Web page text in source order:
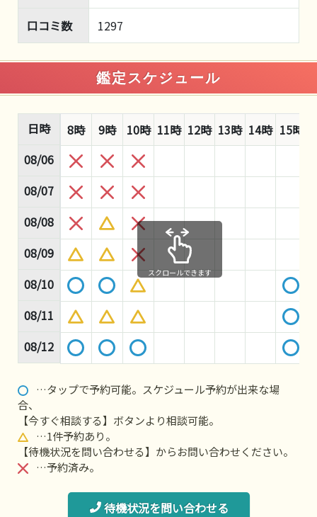
口コミ数 1297
鑑定スケジュール
日時
08/06
08/07
08/08
08/09
08/10
08/11
08/12
8時 9時 10時 11時 12時 13時 14時 15時
スクロールできます
…タップで予約可能。スケジュール予約が出来な場
合、
【今すぐ相談する】ボタンより相談可能。
…1件予約あり。
【待機状況を問い合わせる】からお問い合わせください。
…予約済み。
待機状況を問い合わせる